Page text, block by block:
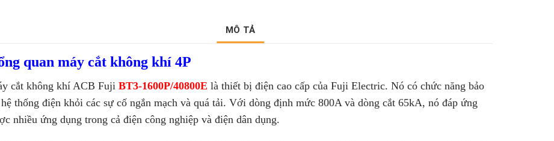
MÔ TẢ
quan máy cắt không khí 4P
cắt không khí ACB Fuji BT3-1600P/40800E là thiết bị điện cao cấp của Fuji Electric. Nó có chức năng bảo
thống điện khỏi các sự cố ngắn mạch và quá tải. Với dòng định mức 800A và dòng cắt 65kA, nó đáp ứng
nhiều ứng dụng trong cả điện công nghiệp và điện dân dụng.